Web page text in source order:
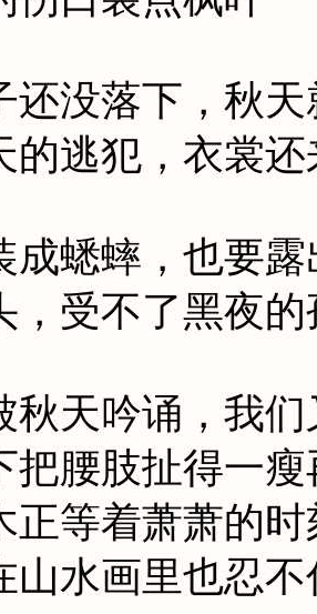
还没落下，秋
的逃犯，衣裳
成蟋蟀，也要
，受不了黑夜的
秋天吟诵，我
把腰肢扯得一瘦
正等着萧萧的
山水画里也忍